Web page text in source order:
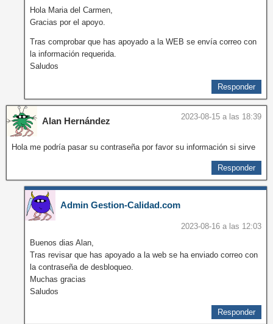
Hola Maria del Carmen,
Gracias por el apoyo.
Tras comprobar que has apoyado a la WEB se envía correo con
la información requerida.
Saludos
Responder
Alan Hernández 2023-08-15 a las 18:39
Hola me podría pasar su contraseña por favor su información si sirve
Responder
Admin Gestion-Calidad.com
2023-08-16 a las 12:03
Buenos dias Alan,
Tras revisar que has apoyado a la web se ha enviado correo con
la contraseña de desbloqueo.
Muchas gracias
Saludos
Responder